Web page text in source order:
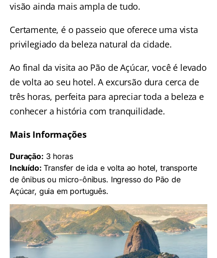
visão ainda mais ampla de tudo.
Certamente, é o passeio que oferece uma vista
privilegiado da beleza natural da cidade.
Ao final da visita ao Pão de Açúcar, você é levado
de volta ao seu hotel. A excursão dura cerca de
três horas, perfeita para apreciar toda a beleza e
conhecer a história com tranquilidade.
Mais Informações
Duração: 3 horas
Incluído: Transfer de ida e volta ao hotel, transporte
de ônibus ou micro-ônibus. Ingresso do Pão de
Açúcar, guia em português.